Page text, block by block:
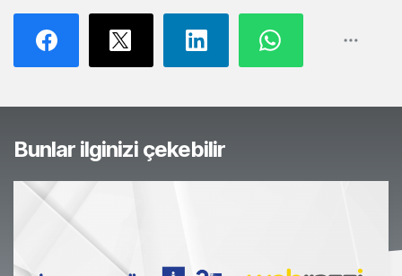
Bunlar ilginizi çekebilir